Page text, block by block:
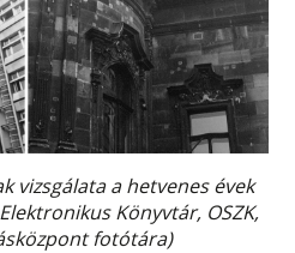
vizsgálata a hetvenes évek
Könyvtár, OSZK,
fotótára)